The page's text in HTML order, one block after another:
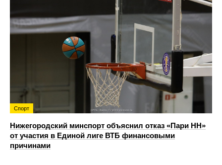
Спорт
Нижегородский минспорт объяснил отказ «Пари НН»
от участия в Единой лиге ВТБ финансовыми
причинами